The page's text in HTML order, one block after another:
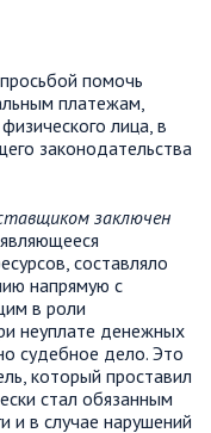
помочь
платежам,
лица, в
законодательства
заключен
составляло
напрямую с
в роли
неуплате денежных
судебное дело. Это
который проставил
стал обязанным
и в случае нарушений